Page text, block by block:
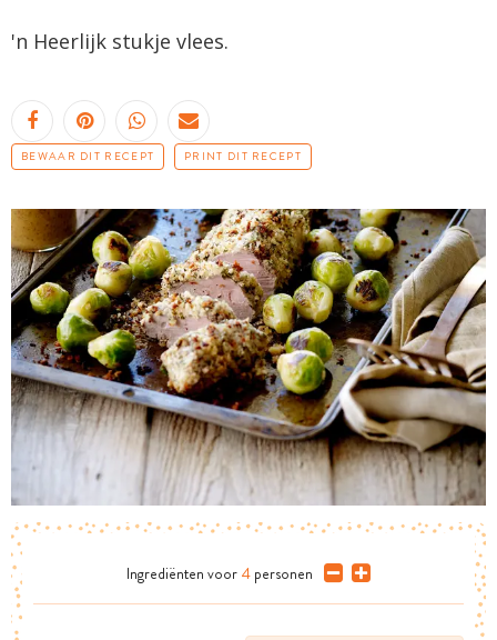
'n Heerlijk stukje vlees.
BEWAAR DIT RECEPT PRINT DIT RECEPT
Ingrediënten voor 4 personen